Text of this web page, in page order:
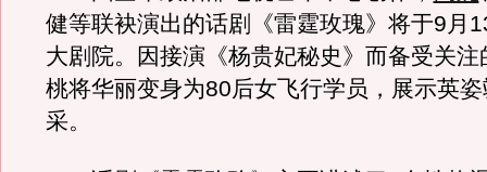
健等联袂演出的话剧《雷霆玫瑰》将于9月
大剧院。因接演《杨贵妃秘史》而备受关注
桃将华丽变身为80后女飞行学员，展示英
采。